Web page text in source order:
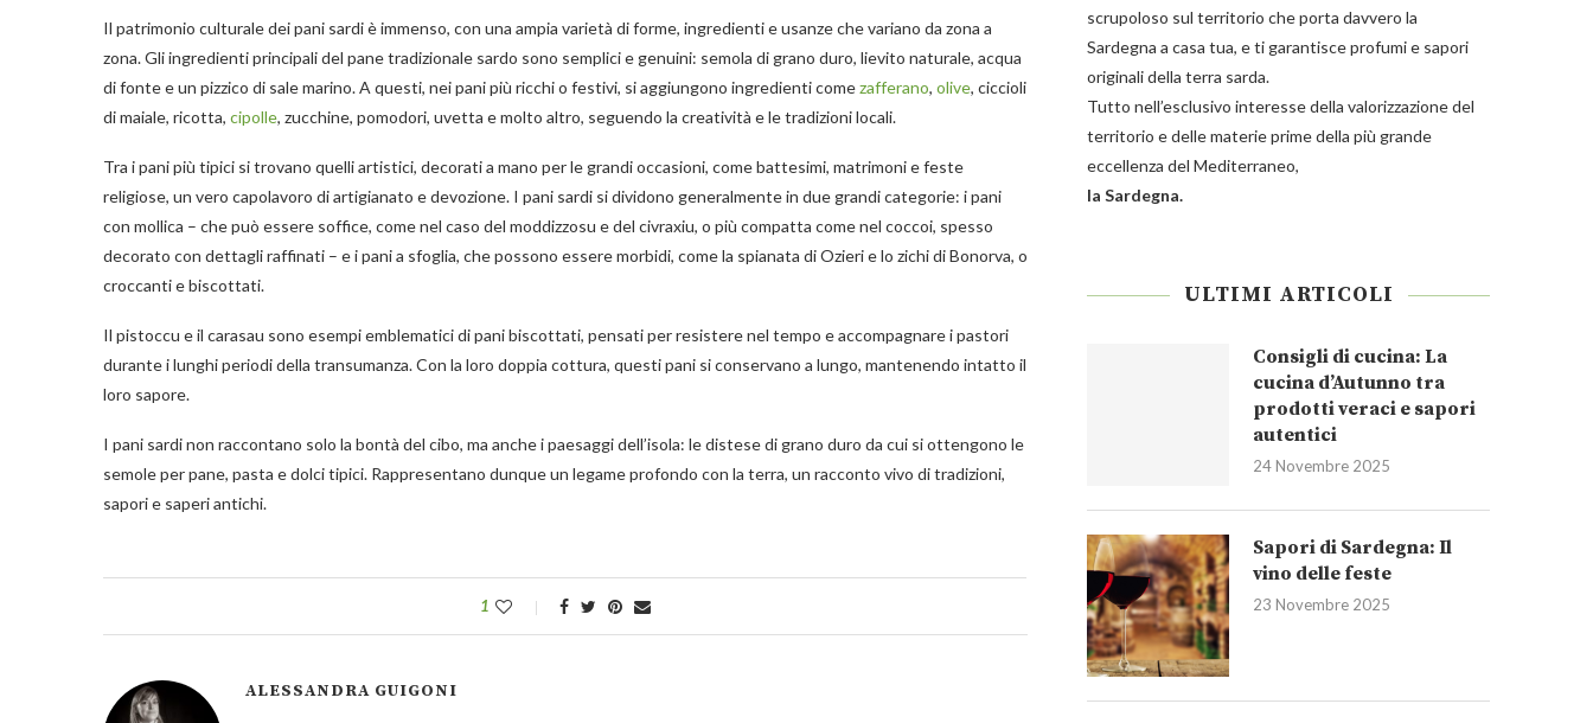
Il patrimonio culturale dei pani sardi è immenso, con una ampia varietà di forme, ingredienti e usanze che variano da zona a
zona. Gli ingredienti principali del pane tradizionale sardo sono semplici e genuini: semola di grano duro, lievito naturale, acqua
di fonte e un pizzico di sale marino. A questi, nei pani più ricchi o festivi, si aggiungono ingredienti comezafferano, olive, ciccioli
di maiale, ricotta, cipolle, zucchine, pomodori, uvetta e molto altro, seguendo la creatività e le tradizioni locali.
Tra i pani più tipici si trovano quelli artistici, decorati a mano per le grandi occasioni, come battesimi, matrimoni e feste
religiose, un vero capolavoro di artigianato e devozione. I pani sardi si dividono generalmente in due grandi categorie: i pani
con mollica – che può essere soffice, come nel caso del moddizzosu e del civraxiu, o più compatta come nel coccoi, spesso
decorato con dettagli raffinati – e i pani a sfoglia, che possono essere morbidi, come la spianata di Ozieri e lo zichi di Bonorva, o
croccanti e biscottati.
Il pistoccu e il carasau sono esempi emblematici di pani biscottati, pensati per resistere nel tempo e accompagnare i pastori
durante i lunghi periodi della transumanza. Con la loro doppia cottura, questi pani si conservano a lungo, mantenendo intatto il
loro sapore.
I pani sardi non raccontano solo la bontà del cibo, ma anche i paesaggi dell’isola: le distese di grano duro da cui si ottengono le
semole per pane, pasta e dolci tipici. Rappresentano dunque un legame profondo con la terra, un racconto vivo di tradizioni,
sapori e saperi antichi.
1
ALESSANDRA GUIGONI
scrupoloso sul territorio che porta davvero la
Sardegna a casa tua, e ti garantisce profumi e sapori
originali della terra sarda.
Tutto nell’esclusivo interesse della valorizzazione del
territorio e delle materie prime della più grande
eccellenza del Mediterraneo,
la Sardegna.
ULTIMI ARTICOLI
Consigli di cucina: La
cucina d’Autunno tra
prodotti veraci e sapori
autentici
24 Novembre 2025
Sapori di Sardegna: Il
vino delle feste
23 Novembre 2025